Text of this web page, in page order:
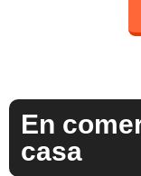
En
casa